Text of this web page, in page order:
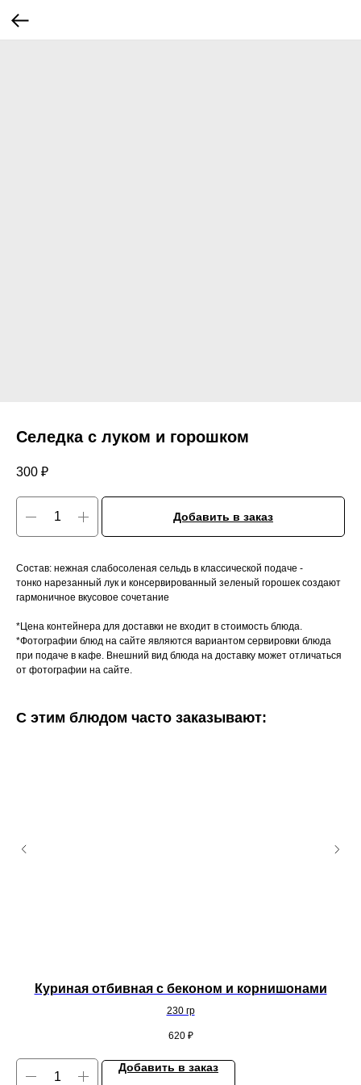
Селедка с луком и горошком
300 ₽
Добавить в заказ
Состав: нежная слабосоленая сельдь в классической подаче -
тонко нарезанный лук и консервированный зеленый горошек создают
гармоничное вкусовое сочетание
*Цена контейнера для доставки не входит в стоимость блюда.
*Фотографии блюд на сайте являются вариантом сервировки блюда
при подаче в кафе. Внешний вид блюда на доставку может отличаться
от фотографии на сайте.
С этим блюдом часто заказывают:
Куриная отбивная с беконом и корнишонами
230 гр
620 ₽
Добавить в заказ